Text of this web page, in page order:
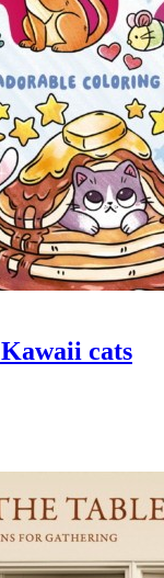
Kawaii cats